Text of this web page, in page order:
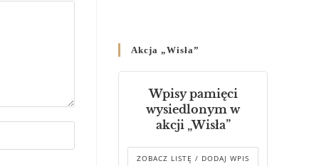
днях 2-12 липня 2024 р.”
Декрет єпископів
Перемисько-Варшавської
Митрополії стосовно
звершування Божественної
літургії
Akcja „Wisła”
Wpisy pamięci
wysiedlonym w
akcji „Wisła”
ZOBACZ LISTĘ / DODAJ WPIS